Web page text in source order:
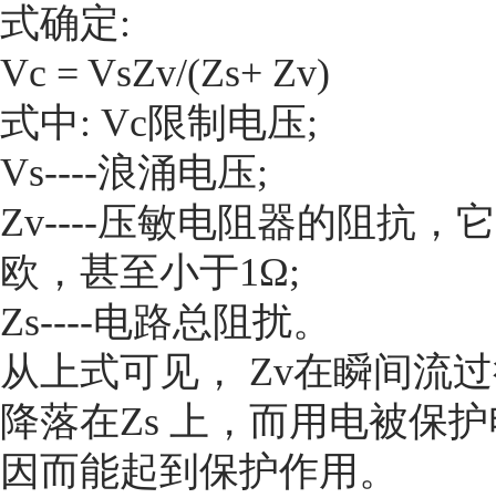
式确定:
Vc = VsZv/(Zs+ Zv)
式中: Vc限制电压;
Vs----浪涌电压;
Zv----压敏电阻器的阻抗，
欧，甚至小于1Ω;
Zs----电路总阻扰。
从上式可见，
Zv在瞬间流
降落在Zs 上，而用电被保
因而能起到保护作用。